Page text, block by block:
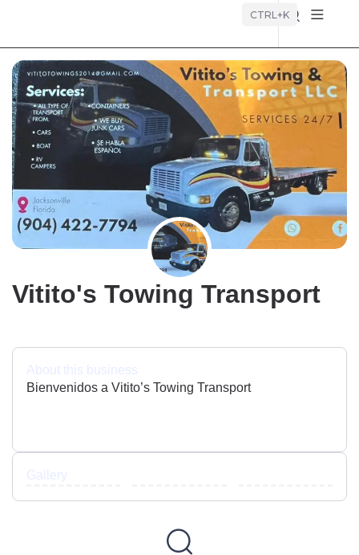
CTRL+K
Vitito's Towing Transport
About this business
Bienvenidos a Vitito’s Towing Transport
Gallery